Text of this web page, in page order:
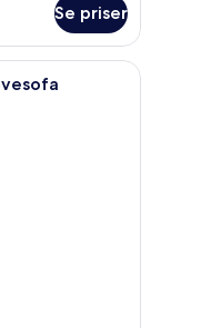
Se priser
topp kvalitet, dundyner,